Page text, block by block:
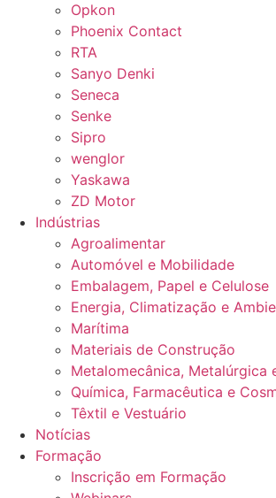
Opkon
Phoenix Contact
RTA
Sanyo Denki
Seneca
Senke
Sipro
wenglor
Yaskawa
ZD Motor
Indústrias
Agroalimentar
Automóvel e Mobilidade
Embalagem, Papel e Celulose
Energia, Climatização e
Marítima
Materiais de Construção
Metalomecânica, Metalúrgica
Química, Farmacêutica e
Têxtil e Vestuário
Notícias
Formação
Inscrição em Formação